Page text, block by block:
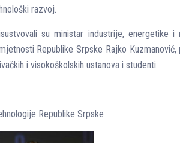
razvoj.
su ministar industrije,
Republike Srpske Rajko
i visokoškolskih ustanova i studenti.
Republike Srpske